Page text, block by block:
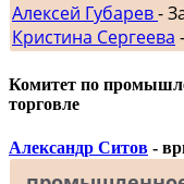
Алексей Губарев-
Кристина Сергеева
Комитет по
торговле
Александр Ситов -